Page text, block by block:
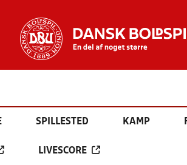
SPILLESTED KAMP
LIVESCORE